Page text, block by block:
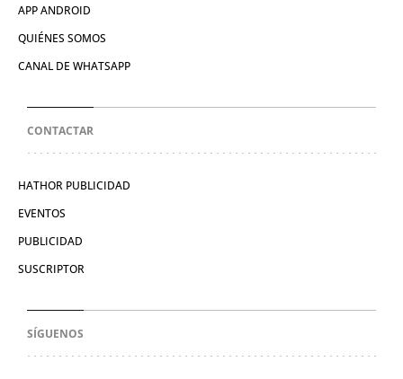
APP ANDROID
QUIÉNES SOMOS
CANAL DE WHATSAPP
CONTACTAR
HATHOR PUBLICIDAD
EVENTOS
PUBLICIDAD
SUSCRIPTOR
SÍGUENOS